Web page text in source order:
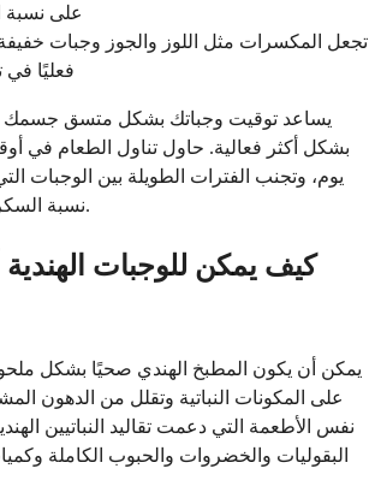
على نسبة
تجعل المكسرات مثل اللوز والجوز وجبات
فعليًا في
يساعد توقيت وجباتك بشكل متسق جسمك
بشكل أكثر فعالية. حاول تناول الطعام في
يوم، وتجنب الفترات الطويلة بين الوجبات
نسبة السكر في الدم بشكل كبير.
كيف يمكن للوجبات
يمكن أن يكون المطبخ الهندي صحيًا بشكل
على المكونات النباتية وتقلل من الدهون
نفس الأطعمة التي دعمت تقاليد النباتيين
البقوليات والخضروات والحبوب الكاملة